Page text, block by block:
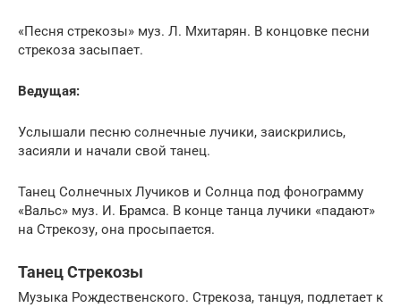
«Песня стрекозы» муз. Л. Мхитарян. В концовке песни
стрекоза засыпает.
Ведущая:
Услышали песню солнечные лучики, заискрились,
засияли и начали свой танец.
Танец Солнечных Лучиков и Солнца под фонограмму
«Вальс» муз. И. Брамса. В конце танца лучики «падают»
на Стрекозу, она просыпается.
Танец Стрекозы
Музыка Рождественского. Стрекоза, танцуя, подлетает к